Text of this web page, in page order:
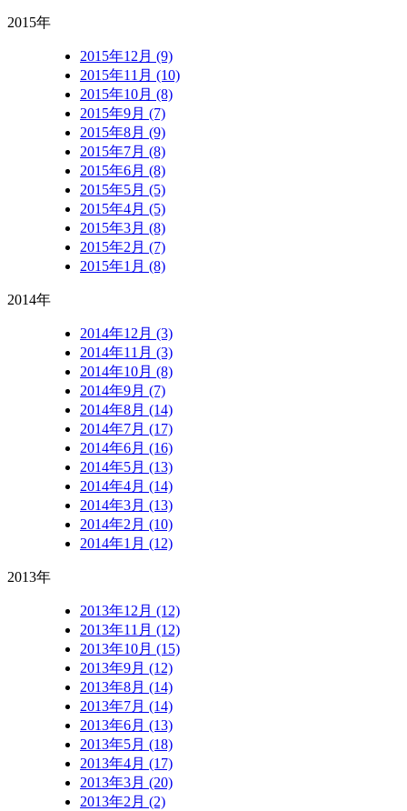
2015年
2015年12月 (9)
2015年11月 (10)
2015年10月 (8)
2015年9月 (7)
2015年8月 (9)
2015年7月 (8)
2015年6月 (8)
2015年5月 (5)
2015年4月 (5)
2015年3月 (8)
2015年2月 (7)
2015年1月 (8)
2014年
2014年12月 (3)
2014年11月 (3)
2014年10月 (8)
2014年9月 (7)
2014年8月 (14)
2014年7月 (17)
2014年6月 (16)
2014年5月 (13)
2014年4月 (14)
2014年3月 (13)
2014年2月 (10)
2014年1月 (12)
2013年
2013年12月 (12)
2013年11月 (12)
2013年10月 (15)
2013年9月 (12)
2013年8月 (14)
2013年7月 (14)
2013年6月 (13)
2013年5月 (18)
2013年4月 (17)
2013年3月 (20)
2013年2月 (2)